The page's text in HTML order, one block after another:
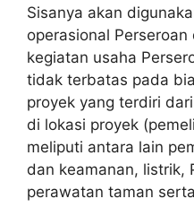
Sisanya akan
operasional
kegiatan usaha
tidak terbatas pada
proyek yang terdiri
di lokasi proyek
meliputi antara lain
dan keamanan, listrik,
perawatan taman